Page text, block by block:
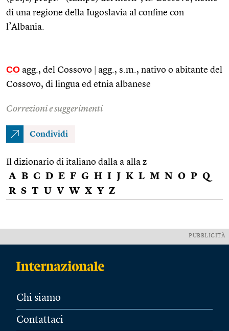
di una regione della Iugoslavia al confine con
l’Albania.
CO agg., del Cossovo
agg., s.m., nativo o abitante del
Cossovo, di lingua ed etnia albanese
Correzioni e suggerimenti
Condividi
Il dizionario di italiano dalla a alla z
A B C D E F G H I J K L M N O P Q
R S T U V W X Y Z
PUBBLICITÀ
Chi siamo
Contattaci